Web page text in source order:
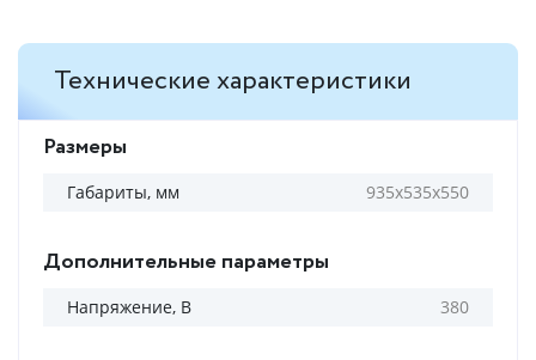
Технические характеристики
Размеры
Габариты, мм 935х535х550
Дополнительные параметры
Напряжение, В 380